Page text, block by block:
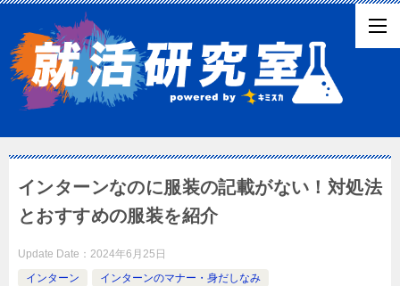
インターンなのに服装の記載がない！対処法
とおすすめの服装を紹介
Update Date： 2024年6月25日
インターン
インターンのマナー・身だしなみ